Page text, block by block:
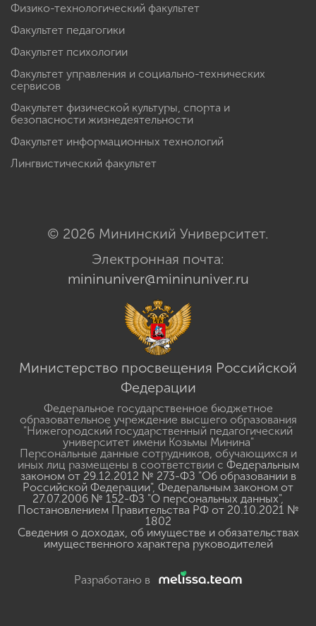
Физико-технологический факультет
Факультет педагогики
Факультет психологии
Факультет управления и социально-технических
сервисов
Факультет физической культуры, спорта и
безопасности жизнедеятельности
Факультет информационных технологий
Лингвистический факультет
© 2026 Мининский Университет.
Электронная почта:
mininuniver@mininuniver.ru
Министерство просвещения Российской
Федерации
Федеральное государственное бюджетное
образовательное учреждение высшего образования
"Нижегородский государственный педагогический
университет имени Козьмы Минина"
Персональные данные сотрудников, обучающихся и
иных лиц размещены в соответствии с Федеральным
законом от 29.12.2012 № 273-ФЗ "Об образовании в
Российской Федерации", Федеральным законом от
27.07.2006 № 152-ФЗ "О персональных данных",
Постановлением Правительства РФ от 20.10.2021 №
1802
Сведения о доходах, об имуществе и обязательствах
имущественного характера руководителей
Разработано в